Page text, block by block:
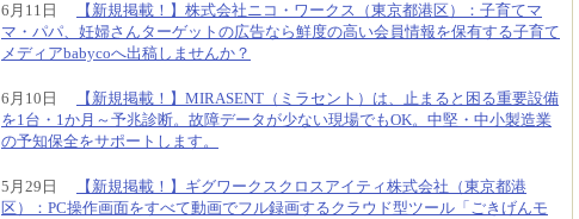
6月11日
【新規掲載！】株式会社ニコ・ワークス（東京都港区）：子育てマ
マ・パパ、妊婦さんターゲットの広告なら鮮度の高い会員情報を保有する子育て
メディアbabycoへ出稿しませんか？
6月10日
【新規掲載！】MIRASENT（ミラセント）は、止まると困る重要設備
を1台・1か月～予兆診断。故障データが少ない現場でもOK。中堅・中小製造業
の予知保全をサポートします。
5月29日
【新規掲載！】ギグワークスクロスアイティ株式会社（東京都港
区）：PC操作画面をすべて動画でフル録画するクラウド型ツール「ごきげんモ